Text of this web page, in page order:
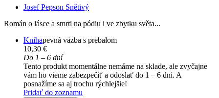
Josef Pepson Snětivý
Román o lásce a smrti na pódiu i ve zbytku světa...
Knihapevná väzba s prebalom
10,30 €
Do 1 – 6 dní
Tento produkt momentálne nemáme na sklade, ale zvyčajne
vám ho vieme zabezpečiť a odoslať do 1 – 6 dní. A
posnažíme sa aj trochu rýchlejšie!
Pridať do zoznamu